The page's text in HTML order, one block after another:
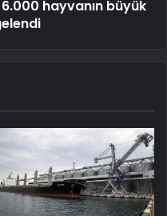
hayvanın büyük